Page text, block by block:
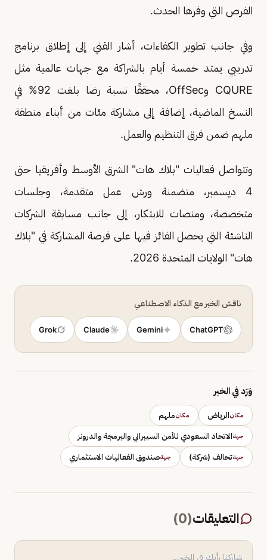
الفرص التي وفرها الحدث.
وفي جانب تطوير الكفاءات، أشار القني إلى إطلاق برنامج
تدريبي يمتد خمسة أيام بالشراكة مع جهات عالمية مثل
CQURE وOffSec، محققًا نسبة رضا بلغت 92% في
النسخ الماضية، إضافة إلى مشاركة مئات من أبناء منطقة
ملهم ضمن فرق التنظيم والعمل.
وتتواصل فعاليات "بلاك هات" الشرق الأوسط وأفريقيا حتى
4 ديسمبر، متضمنة ورش عمل متقدمة، وجلسات
متخصصة، ومنصات للابتكار، إلى جانب مسابقة الشركات
الناشئة التي يحصل الفائز فيها على فرصة المشاركة في "بلاك
هات" الولايات المتحدة 2026.
ناقش الخبر مع الذكاء الاصطناعي
ChatGPT
Gemini
Claude
Grok
وَرَد في الخبر
مكانالرياض مكانملهم
جهةالاتحاد السعودي للأمن السيبراني والبرمجة والدرونز
جهةتحالف (شركة) جهةصندوق الفعاليات الاستثماري
التعليقات(
0
)